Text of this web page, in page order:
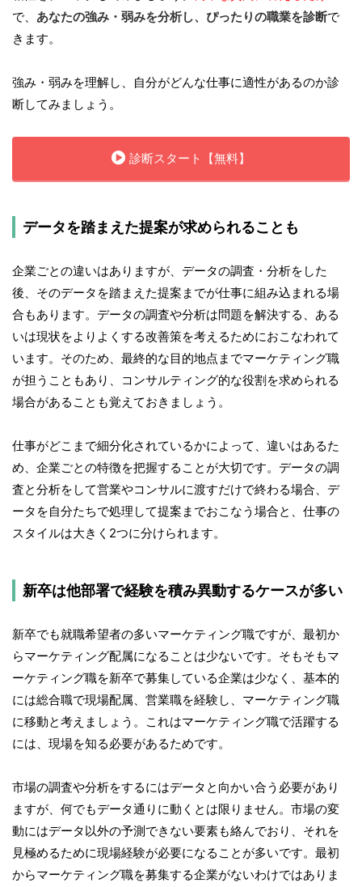
で、 あなたの強み・弱みを分析し、ぴったりの職業を診断で
きます。
強み・弱みを理解し、自分がどんな仕事に適性があるのか診
断してみましょう。
診断スタート【無料】
データを踏まえた提案が求められることも
企業ごとの違いはありますが、データの調査・分析をした
後、そのデータを踏まえた提案までが仕事に組み込まれる場
合もあります。データの調査や分析は問題を解決する、ある
いは現状をよりよくする改善策を考えるためにおこなわれて
います。そのため、最終的な目的地点までマーケティング職
が担うこともあり、コンサルティング的な役割を求められる
場合があることも覚えておきましょう。
仕事がどこまで細分化されているかによって、違いはあるた
め、企業ごとの特徴を把握することが大切です。データの調
査と分析をして営業やコンサルに渡すだけで終わる場合、デ
ータを自分たちで処理して提案までおこなう場合と、仕事の
スタイルは大きく2つに分けられます。
新卒は他部署で経験を積み異動するケースが多い
新卒でも就職希望者の多いマーケティング職ですが、最初か
らマーケティング配属になることは少ないです。そもそもマ
ーケティング職を新卒で募集している企業は少なく、基本的
には総合職で現場配属、営業職を経験し、マーケティング職
に移動と考えましょう。これはマーケティング職で活躍する
には、現場を知る必要があるためです。
市場の調査や分析をするにはデータと向かい合う必要があり
ますが、何でもデータ通りに動くとは限りません。市場の変
動にはデータ以外の予測できない要素も絡んでおり、それを
見極めるために現場経験が必要になることが多いです。最初
からマーケティング職を募集する企業がないわけではありま